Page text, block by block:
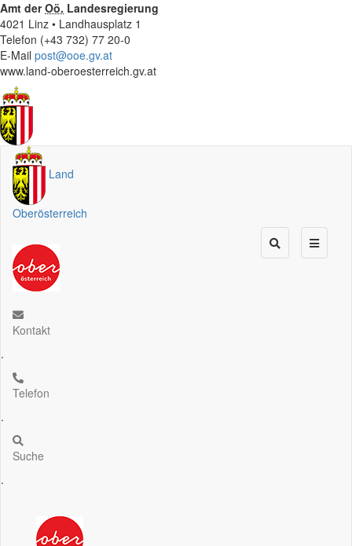
Amt derOö. Landesregierung
4021 Linz • Landhausplatz 1
Telefon (+43 732) 77 20-0
E-Mail post@ooe.gv.at
www.land-oberoesterreich.gv.at
Land
Oberösterreich
Kontakt
.
Telefon
.
Suche
.